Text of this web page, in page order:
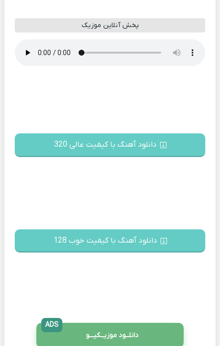
پخش آنلاین موزیک
دانلود آهنگ با کیفیت عالی 320
دانلود آهنگ با کیفیت خوب 128
دانلــود موزیــکیـــو
ADS